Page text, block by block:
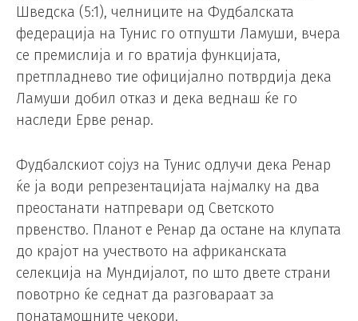
Шведска (5:1), челниците на Фудбалската
федерација на Тунис го отпушти Ламуши, вчера
се премислија и го вратија функцијата,
претпладнево тие официјално потврдија дека
Ламуши добил отказ и дека веднаш ќе го
наследи Ерве ренар.
Фудбалскиот сојуз на Тунис одлучи дека Ренар
ќе ја води репрезентацијата најмалку на два
преостанати натпревари од Светското
првенство. Планот е Ренар да остане на клупата
до крајот на учеството на африканската
селекција на Мундијалот, по што двете страни
повотрно ќе седнат да разговараат за
понатамошните чекори.